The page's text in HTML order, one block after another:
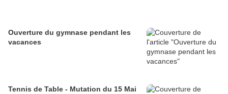
Ouverture du gymnase pendant les
vacances
Tennis de Table - Mutation du 15 Mai